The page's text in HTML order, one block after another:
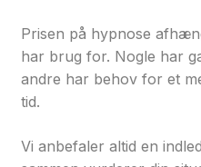
Prisen på hypnose
har brug for. Nogle har
andre har behov for et
tid.
Vi anbefaler altid en